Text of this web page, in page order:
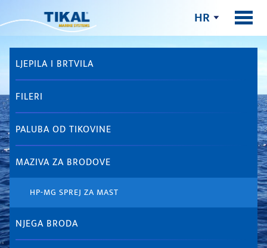
HR
LJEPILA I BRTVILA
FILERI
PALUBA OD TIKOVINE
MAZIVA ZA BRODOVE
HP-MG SPREJ ZA MAST
NJEGA BRODA